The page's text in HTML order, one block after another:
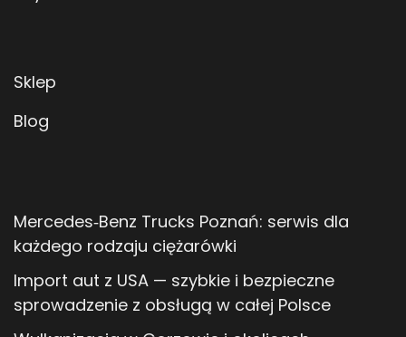
Sklep
Blog
Mercedes‑Benz Trucks Poznań: serwis dla
każdego rodzaju ciężarówki
Import aut z USA — szybkie i bezpieczne
sprowadzenie z obsługą w całej Polsce